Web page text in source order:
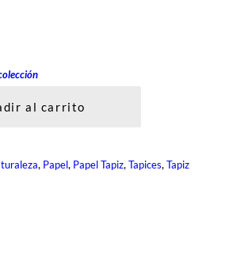
olección
al carrito
, Papel, Papel Tapiz, Tapices, Tapiz